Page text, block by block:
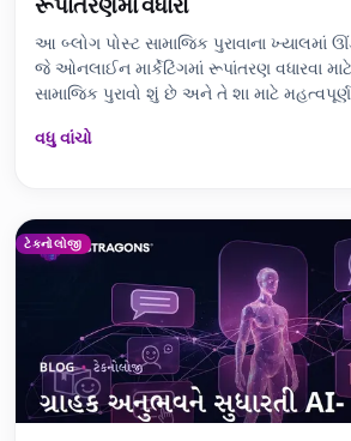
આ બ્લોગ પોસ્ટ સામાજિક પુરાવાના ખ્યાલમાં
જે ઓનલાઈન માર્કેટિંગમાં રૂપાંતરણ વધારવા
સામાજિક પુરાવો શું છે અને તે શા માટે
સમીક્ષાઓ, કેસ સ્ટડીઝ, વગેરે) વિગતવાર
વધુ વાંચો
ટેકનોલોજી